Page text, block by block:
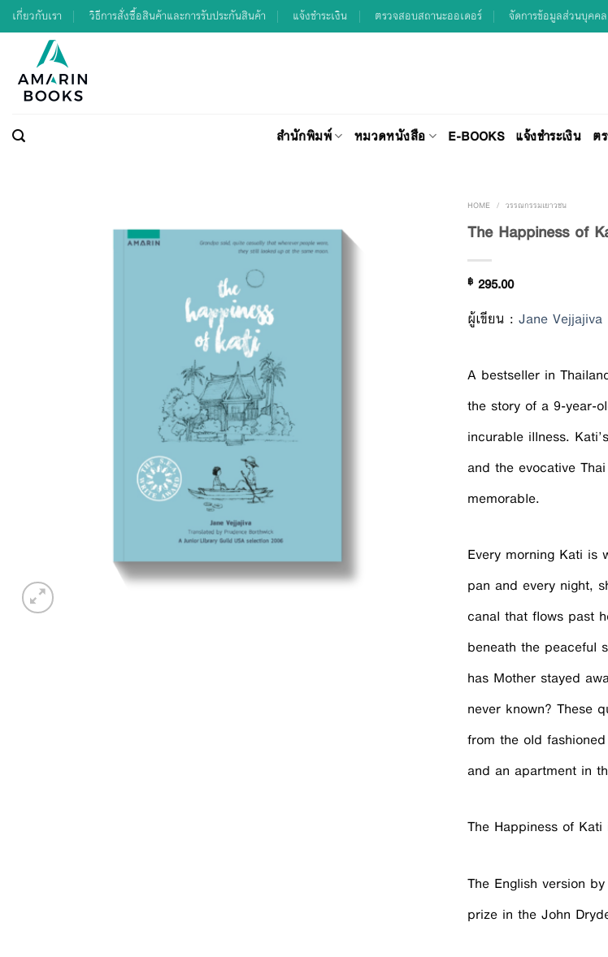
Skip
to
เกี่ยวกับเรา วิธีการสั่งซื้อสินค้าและการรับประกันสินค้า แจ้งชำระเงิน ตรวจสอบสถานะออเดอร์ จัดการข้อมูลส่วนบุคคล
สำนักพิมพ์ หมวดหนังสือ E-BOOKS แจ้งชำระเงิน ต
HOME / วรรณกรรมเยาวชน
The Happiness of
฿ 295.00
ผู้เขียน : Jane Vejjajiva
A bestseller in
the story of a 9-year-
incurable illness.
and the evocative
memorable.
Every morning Kati is
pan and every night,
canal that flows past
beneath the peaceful
has Mother stayed
never known? These
from the old
and an apartment in
The Happiness of
The English version
prize in the John